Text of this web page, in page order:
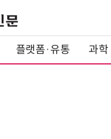
플랫폼·유통 과학